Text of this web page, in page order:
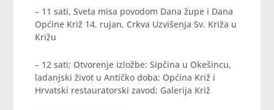
– 11 sati, Sveta misa povodom Dana župe i Dana
Općine Križ 14. rujan, Crkva Uzvišenja Sv. Križa u
Križu
– 12 sati; Otvorenje izložbe: Sipčina u Okešincu,
ladanjski život u Antičko doba; Općina Križ i
Hrvatski restauratorski zavod; Galerija Križ